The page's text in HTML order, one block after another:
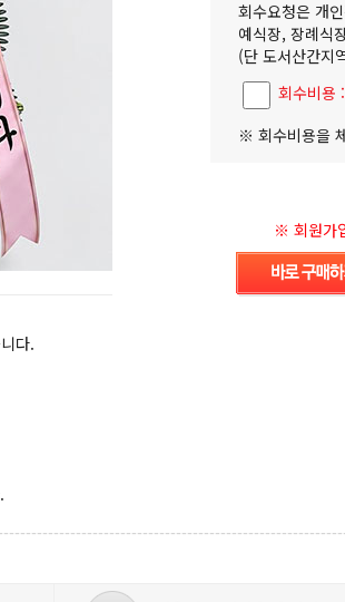
다.
회수요청은 개
예식장, 장례식
(단 도서산간지
회수비용
※ 회수비용을
※ 회원가